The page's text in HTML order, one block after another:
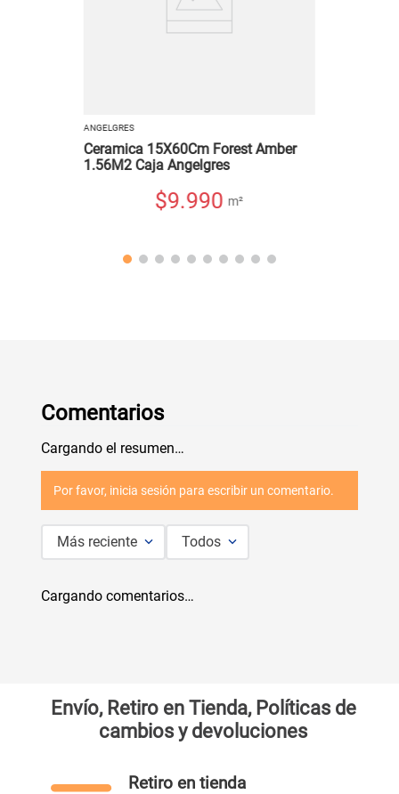
ANGELGRES
Ceramica 15X60Cm Forest Amber
1.56M2 Caja Angelgres
$9.990 m²
Comentarios
Cargando el resumen…
Por favor, inicia sesión para escribir un comentario.
Más reciente Todos
Cargando comentarios…
Envío, Retiro en Tienda, Políticas de
cambios y devoluciones
Retiro en tienda